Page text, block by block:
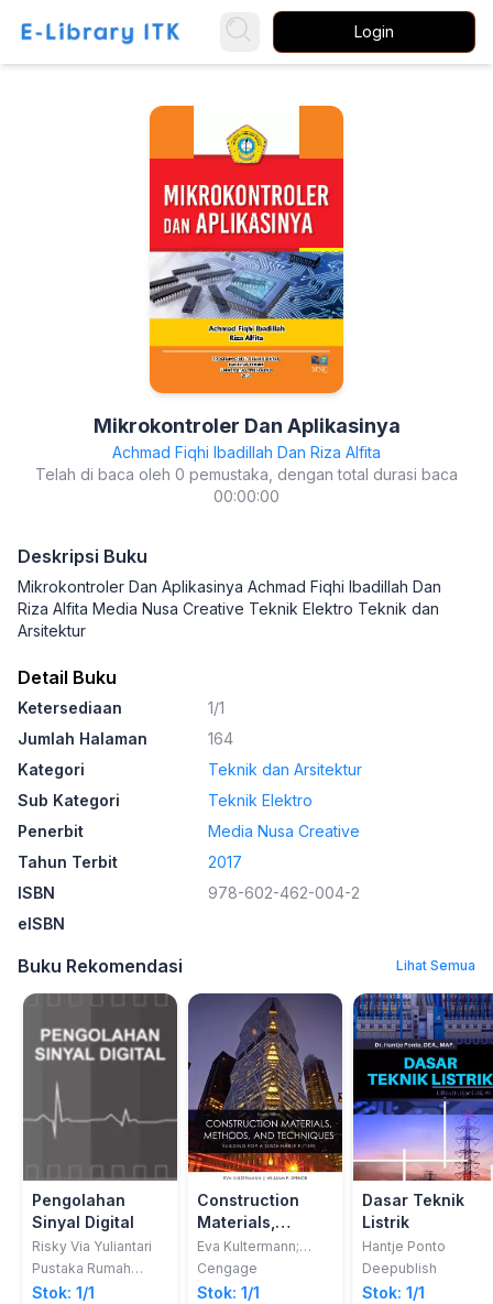
Login
Mikrokontroler Dan Aplikasinya
Achmad Fiqhi Ibadillah Dan Riza Alfita
Telah di baca oleh 0 pemustaka, dengan total durasi baca
00:00:00
Deskripsi Buku
Mikrokontroler Dan Aplikasinya Achmad Fiqhi Ibadillah Dan
Riza Alfita Media Nusa Creative Teknik Elektro Teknik dan
Arsitektur
Detail Buku
Ketersediaan
1/1
Jumlah Halaman
164
Kategori
Teknik dan Arsitektur
Sub Kategori
Teknik Elektro
Penerbit
Media Nusa Creative
Tahun Terbit
2017
ISBN
978-602-462-004-2
eISBN
Buku Rekomendasi Lihat Semua
Pengolahan
Sinyal Digital
Risky Via Yuliantari
Pustaka Rumah
C1nta
Stok: 1/1
Construction
Materials,
Methods and
Techniques
Eva Kultermann;
William P. Spence
Cengage
Stok: 1/1
Dasar Teknik
Listrik
Hantje Ponto
Deepublish
Stok: 1/1